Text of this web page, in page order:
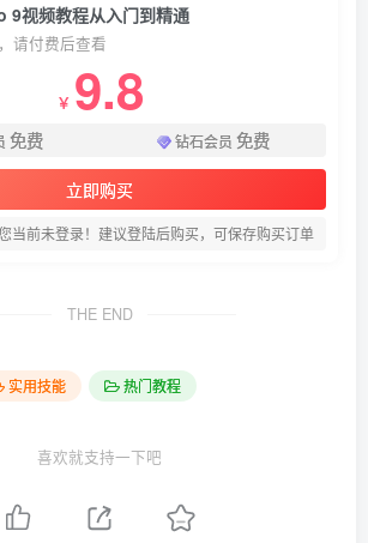
视频教程从入门到精通
请付费后查看
￥ 9.8
免费 钻石会员 免费
立即购买
当前未登录！建议登陆后购买，可保存购买订单
THE END
实用技能 热门教程
喜欢就支持一下吧